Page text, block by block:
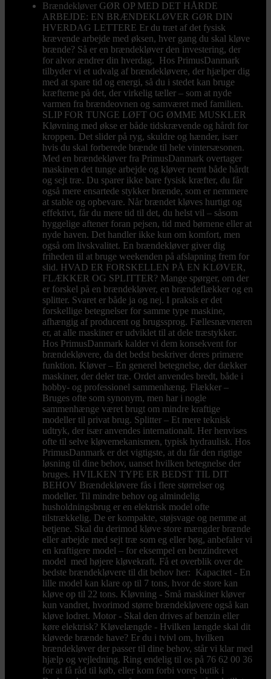
Brændekløver GØR OP MED DET HÅRDE
ARBEJDE: EN BRÆNDEKLØVER GØR DIN
HVERDAG LETTERE Er du træt af det fysisk
krævende arbejde med øksen, hver gang du skal kløve
brænde? Så er en brændekløver den investering, der
for alvor ændrer din hverdag. Hos PrimusDanmark
tilbyder vi et udvalg af brændekløvere, der hjælper dig
med at spare tid og energi, så du i stedet kan bruge
kræfterne på det, der virkelig tæller – som at nyde
varmen fra brændeovnen og samværet med familien.
SLIP FOR TUNGE LØFT OG ØMME MUSKLER
Kløvning med økse er både tidskrævende og hårdt for
kroppen. Det slider på ryg, skuldre og hænder, især
hvis du skal forberede brænde til hele vintersæsonen.
Med en brændekløver fra PrimusDanmark overtager
maskinen det tunge arbejde og kløver nemt både hårdt
og sejt træ. Du sparer ikke bare fysisk kræfter, du får
også mere ensartede stykker brænde, som er nemmere
at stable og opbevare. Når brændet kløves hurtigt og
effektivt, får du mere tid til det, du helst vil – såsom
hyggelige aftener foran pejsen, tid med børnene eller at
nyde haven. Det handler ikke kun om komfort, men
også om livskvalitet. En brændekløver giver dig
friheden til at bruge weekenden på afslapning frem for
slid. HVAD ER FORSKELLEN PÅ EN KLØVER,
FLÆKKER OG SPLITTER? Mange spørger, om der
er forskel på en brændekløver, en brændeflækker og en
splitter. Svaret er både ja og nej. I praksis er det
forskellige betegnelser for samme type maskine,
afhængig af producent og brugssprog. Fællesnævneren
er, at alle maskiner er udviklet til at dele træstykker.
Hos PrimusDanmark kalder vi dem konsekvent for
brændekløvere, da det bedst beskriver deres primære
funktion. Kløver – En generel betegnelse, der dækker
maskiner, der deler træ. Ordet anvendes bredt, både i
hobby- og professionel sammenhæng. Flækker –
Bruges ofte som synonym, men har i nogle
sammenhænge været brugt om mindre kraftige
modeller til privat brug. Splitter – Et mere teknisk
udtryk, der især anvendes internationalt. Her henvises
ofte til selve kløvemekanismen, typisk hydraulisk. Hos
PrimusDanmark er det vigtigste, at du får den rigtige
løsning til dine behov, uanset hvilken betegnelse der
bruges. HVILKEN TYPE ER BEDST TIL DIT
BEHOV Brændekløvere fås i flere størrelser og
modeller. Til mindre behov og almindelig
husholdningsbrug er en elektrisk model ofte
tilstrækkelig. De er kompakte, støjsvage og nemme at
betjene. Skal du derimod kløve store mængder brænde
eller arbejde med sejt træ som eg eller bøg, anbefaler vi
en kraftigere model – for eksempel en benzindrevet
model med højere kløvekraft. Få et overblik over de
bedste brændekløvere til dit behov her: Kapacitet - En
lille model kan klare op til 7 tons, hvor de store kan
kløve op til 22 tons. Kløvning - Små maskiner kløver
kun vandret, hvorimod større brændekløvere også kan
kløve lodret. Motor - Skal den drives af benzin eller
køre elektrisk? Kløvelængde - Hvilken længde skal dit
kløvede brænde have? Er du i tvivl om, hvilken
brændekløver der passer til dine behov, står vi klar med
hjælp og vejledning. Ring endelig til os på 76 62 00 36
for at få råd til køb, eller kom forbi vores butik i